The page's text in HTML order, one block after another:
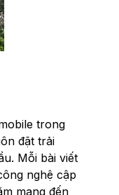
trong
đặt trải
Mỗi bài viết
nghệ cập
mang đến